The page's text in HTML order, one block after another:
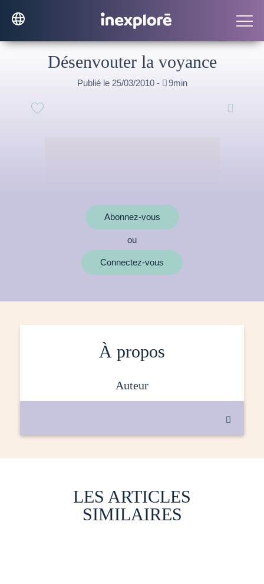
Désenvouter la voyance
Publié le 25/03/2010 - 9min

Abonnez-vous
ou
Connectez-vous
À propos
auteur

LES ARTICLES
SIMILAIRES